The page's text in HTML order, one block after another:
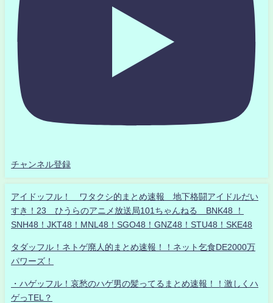
チャンネル登録
アイドッフル！ ワタクシ的まとめ速報 地下格闘アイドルだい
すき！23 ひうらのアニメ放送局101ちゃんねる BNK48 ！
SNH48！JKT48！MNL48！SGO48！GNZ48！STU48！SKE48
タダッフル！ネトゲ廃人的まとめ速報！！ネット乞食DE2000万
パワーズ！
・ハゲッフル！哀愁のハゲ男の髪ってるまとめ速報！！激しくハ
ゲっTEL？